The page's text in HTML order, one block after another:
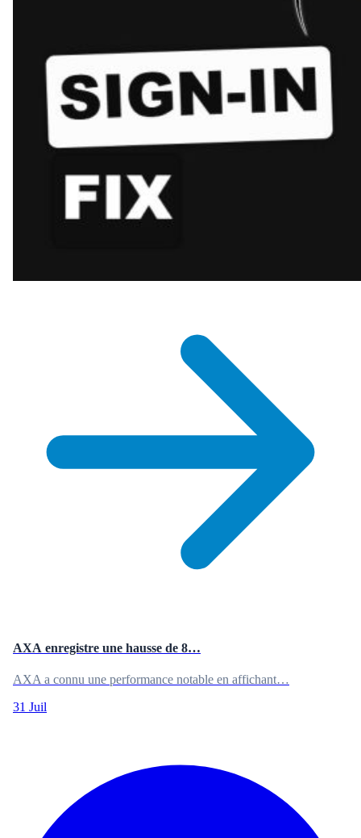
AXA enregistre une hausse de 8…
AXA a connu une performance notable en affichant…
31 Juil